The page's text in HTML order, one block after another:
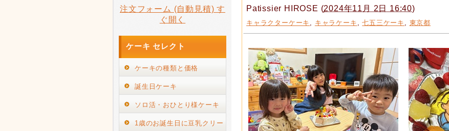
Patissier HIROSE (2024年11月 2日 16:40)
キャラクターケーキ , キャラケーキ ,七五三ケーキ , 東京都
注文フォーム (自動見積) す
ぐ開く
ケーキ セレクト
ケーキの種類と価格
誕生日ケーキ
ソロ活・おひとり様ケーキ
1歳のお誕生日に豆乳クリー